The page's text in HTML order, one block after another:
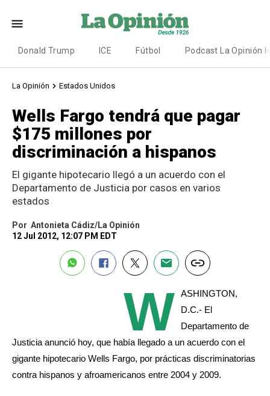
Donald Trump ICE Fútbol Podcast La Opinión
La Opinión Estados Unidos
Wells Fargo tendrá que pagar
$175 millones por
discriminación a hispanos
El gigante hipotecario llegó a un acuerdo con el
Departamento de Justicia por casos en varios
estados
Por Antonieta Cádiz/La Opinión
12 Jul 2012, 12:07 PM EDT
W
ASHINGTON,
D.C.- El
Departamento de
Justicia anunció hoy, que había llegado a un acuerdo con el
gigante hipotecario Wells Fargo, por prácticas discriminatorias
contra hispanos y afroamericanos entre 2004 y 2009.